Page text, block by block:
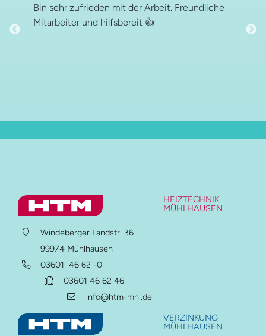
Bin sehr zufrieden mit der Arbeit. Freundliche
Mitarbeiter und hilfsbereit 👍
HEIZTECHNIK
MÜHLHAUSEN
Windeberger Landstr. 36
99974 Mühlhausen
03601 46 62 -0
03601 46 62 46
info@htm-mhl.de
VERZINKUNG
MÜHLHAUSEN